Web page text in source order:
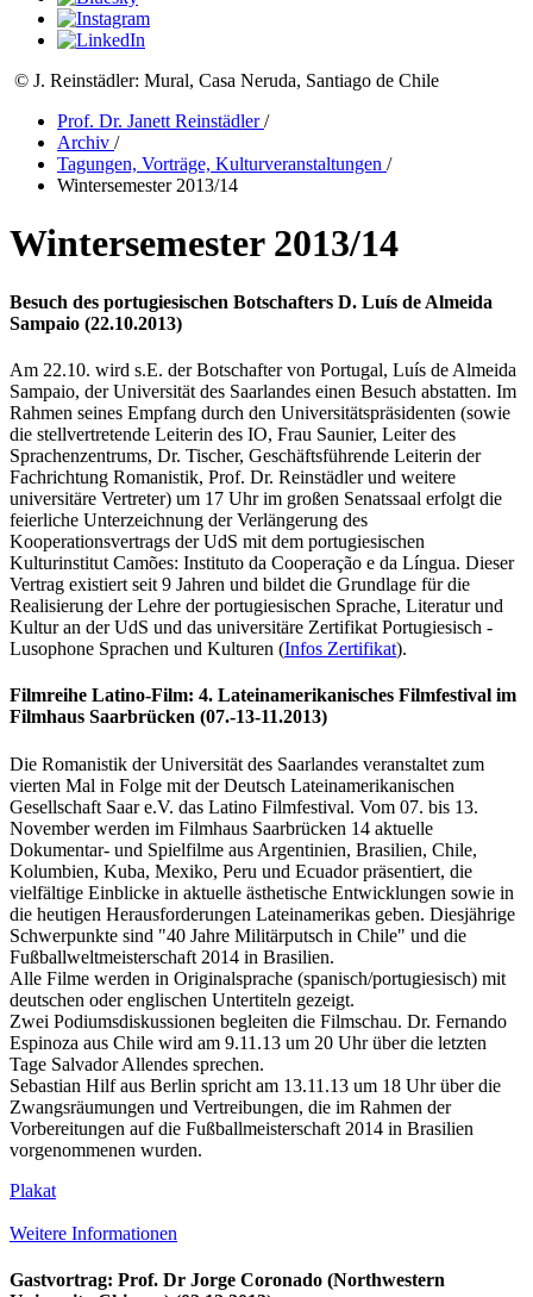
© J. Reinstädler: Mural, Casa Neruda, Santiago de Chile
Prof. Dr. Janett Reinstädler/
Archiv /
Tagungen, Vorträge, Kulturveranstaltungen /
Wintersemester 2013/14
Wintersemester 2013/14
Besuch des portugiesischen Botschafters D. Luís de Almeida
Sampaio (22.10.2013)
Am 22.10. wird s.E. der Botschafter von Portugal, Luís de Almeida
Sampaio, der Universität des Saarlandes einen Besuch abstatten. Im
Rahmen seines Empfang durch den Universitätspräsidenten (sowie
die stellvertretende Leiterin des IO, Frau Saunier, Leiter des
Sprachenzentrums, Dr. Tischer, Geschäftsführende Leiterin der
Fachrichtung Romanistik, Prof. Dr. Reinstädler und weitere
universitäre Vertreter) um 17 Uhr im großen Senatssaal erfolgt die
feierliche Unterzeichnung der Verlängerung des
Kooperationsvertrags der UdS mit dem portugiesischen
Kulturinstitut Camões: Instituto da Cooperação e da Língua. Dieser
Vertrag existiert seit 9 Jahren und bildet die Grundlage für die
Realisierung der Lehre der portugiesischen Sprache, Literatur und
Kultur an der UdS und das universitäre Zertifikat Portugiesisch -
Lusophone Sprachen und Kulturen (Infos Zertifikat).
Filmreihe Latino-Film: 4. Lateinamerikanisches Filmfestival im
Filmhaus Saarbrücken (07.-13-11.2013)
Die Romanistik der Universität des Saarlandes veranstaltet zum
vierten Mal in Folge mit der Deutsch Lateinamerikanischen
Gesellschaft Saar e.V. das Latino Filmfestival. Vom 07. bis 13.
November werden im Filmhaus Saarbrücken 14 aktuelle
Dokumentar- und Spielfilme aus Argentinien, Brasilien, Chile,
Kolumbien, Kuba, Mexiko, Peru und Ecuador präsentiert, die
vielfältige Einblicke in aktuelle ästhetische Entwicklungen sowie in
die heutigen Herausforderungen Lateinamerikas geben. Diesjährige
Schwerpunkte sind "40 Jahre Militärputsch in Chile" und die
Fußballweltmeisterschaft 2014 in Brasilien.
Alle Filme werden in Originalsprache (spanisch/portugiesisch) mit
deutschen oder englischen Untertiteln gezeigt.
Zwei Podiumsdiskussionen begleiten die Filmschau. Dr. Fernando
Espinoza aus Chile wird am 9.11.13 um 20 Uhr über die letzten
Tage Salvador Allendes sprechen.
Sebastian Hilf aus Berlin spricht am 13.11.13 um 18 Uhr über die
Zwangsräumungen und Vertreibungen, die im Rahmen der
Vorbereitungen auf die Fußballmeisterschaft 2014 in Brasilien
vorgenommenen wurden.
Plakat
Weitere Informationen
Gastvortrag: Prof. Dr Jorge Coronado (Northwestern